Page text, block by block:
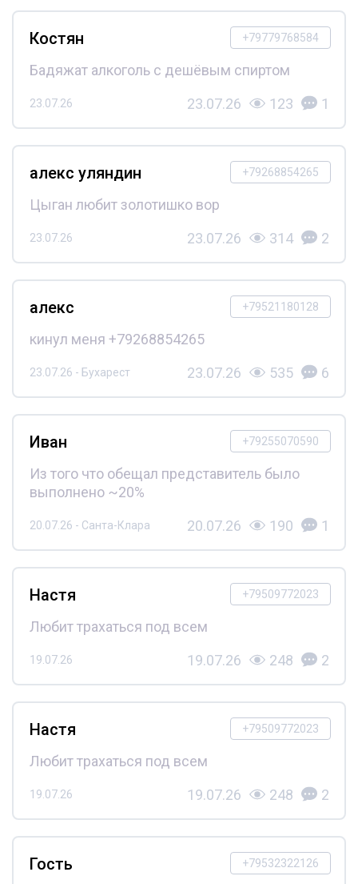
+79779768584
Костян
Бадяжат алкоголь с дешёвым спиртом
23.07.26 23.07.26 123 1
+79268854265
алекс уляндин
Цыган любит золотишко вор
23.07.26 23.07.26 314 2
+79521180128
алекс
кинул меня +79268854265
23.07.26 - Бухарест 23.07.26 535 6
+79255070590
Иван
Из того что обещал представитель было
выполнено ~20%
20.07.26 - Санта-Клара 20.07.26 190 1
+79509772023
Настя
Любит трахаться под всем
19.07.26 19.07.26 248 2
+79509772023
Настя
Любит трахаться под всем
19.07.26 19.07.26 248 2
+79532322126
Гость